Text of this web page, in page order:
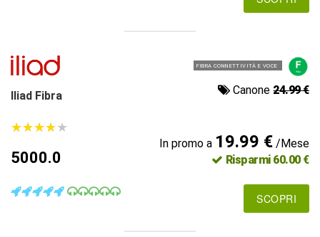
FIBRA CONNETTIVITÀ E VOCE
Iliad Fibra Canone24.99 €
★★★★★
★★★★★
5000.0
In promo a 19.99 €/Mese
Risparmi 60.00 €
SCOPRI